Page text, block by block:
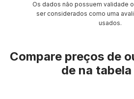
Os dados não possuem validade
ser considerados como uma
usados.
Compare preços de
de na tabela